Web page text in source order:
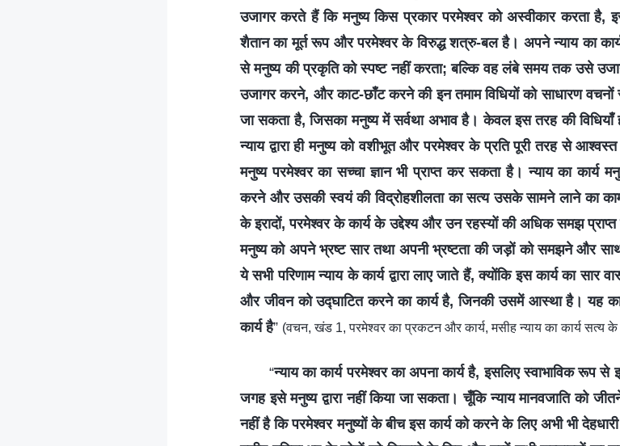
उजागर करते हैं कि मनुष्य किस प्रकार परमेश्वर को अस्वीकार करता है,
शैतान का मूर्त रूप और परमेश्वर के विरुद्ध शत्रु-बल है। अपने न्याय का
से मनुष्य की प्रकृति को स्पष्ट नहीं करता; बल्कि वह लंबे समय तक उसे
उजागर करने, और काट-छाँट करने की इन तमाम विधियों को साधारण
जा सकता है, जिसका मनुष्य में सर्वथा अभाव है। केवल इस तरह की
न्याय द्वारा ही मनुष्य को वशीभूत और परमेश्वर के प्रति पूरी तरह से
मनुष्य परमेश्वर का सच्चा ज्ञान भी प्राप्त कर सकता है। न्याय का
करने और उसकी स्वयं की विद्रोहशीलता का सत्य उसके सामने लाने का
के इरादों, परमेश्वर के कार्य के उद्देश्य और उन रहस्यों की अधिक समझ
मनुष्य को अपने भ्रष्ट सार तथा अपनी भ्रष्टता की जड़ों को समझने और
ये सभी परिणाम न्याय के कार्य द्वारा लाए जाते हैं, क्योंकि इस कार्य का सार
और जीवन को उद्घाटित करने का कार्य है, जिनकी उसमें आस्था है। यह कार्य
कार्य है” (वचन, खंड 1, परमेश्वर का प्रकटन और कार्य, मसीह न्याय का कार्य सत्य
“न्याय का कार्य परमेश्वर का अपना कार्य है, इसलिए स्वाभाविक रूप से
जगह इसे मनुष्य द्वारा नहीं किया जा सकता। चूँकि न्याय मानवजाति को
नहीं है कि परमेश्वर मनुष्यों के बीच इस कार्य को करने के लिए अभी भी